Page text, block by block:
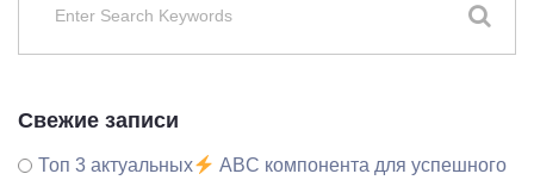
Свежие записи
Топ 3 актуальных
ABC компонента для успешного